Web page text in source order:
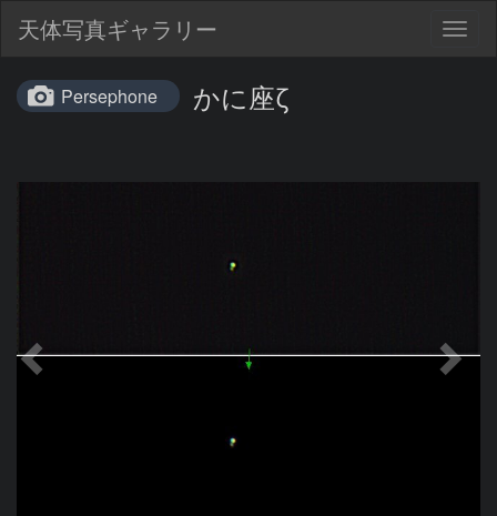
天体写真ギャラリー
Persephone かに座ζ